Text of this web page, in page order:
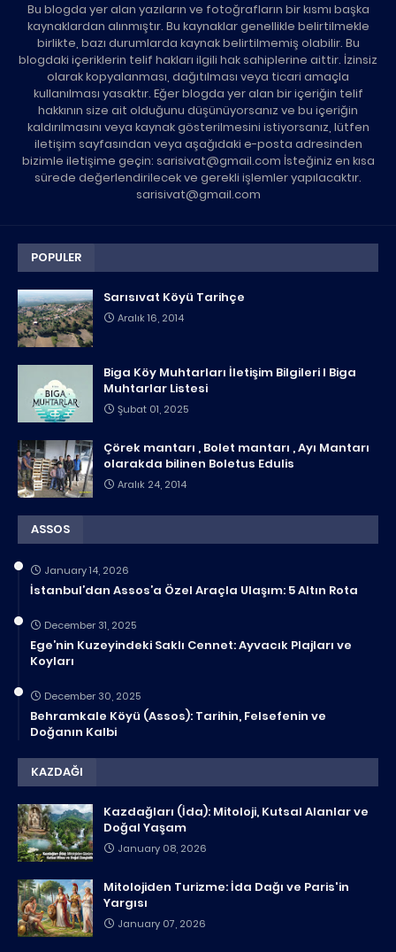
Bu blogda yer alan yazıların ve fotoğrafların bir kısmı başka
kaynaklardan alınmıştır. Bu kaynaklar genellikle belirtilmekle
birlikte, bazı durumlarda kaynak belirtilmemiş olabilir. Bu
blogdaki içeriklerin telif hakları ilgili hak sahiplerine aittir. İzinsiz
olarak kopyalanması, dağıtılması veya ticari amaçla
kullanılması yasaktır. Eğer blogda yer alan bir içeriğin telif
hakkının size ait olduğunu düşünüyorsanız ve bu içeriğin
kaldırılmasını veya kaynak gösterilmesini istiyorsanız, lütfen
iletişim sayfasından veya aşağıdaki e-posta adresinden
bizimle iletişime geçin: sarisivat@gmail.com İsteğiniz en kısa
sürede değerlendirilecek ve gerekli işlemler yapılacaktır.
sarisivat@gmail.com
POPULER
Sarısıvat Köyü Tarihçe
Aralık 16, 2014
Biga Köy Muhtarları İletişim Bilgileri I Biga
Muhtarlar Listesi
Şubat 01, 2025
Çörek mantarı , Bolet mantarı , Ayı Mantarı
olarakda bilinen Boletus Edulis
Aralık 24, 2014
ASSOS
January 14, 2026
İstanbul’dan Assos’a Özel Araçla Ulaşım: 5 Altın Rota
December 31, 2025
Ege’nin Kuzeyindeki Saklı Cennet: Ayvacık Plajları ve
Koyları
December 30, 2025
Behramkale Köyü (Assos): Tarihin, Felsefenin ve
Doğanın Kalbi
KAZDAĞI
Kazdağları (İda): Mitoloji, Kutsal Alanlar ve
Doğal Yaşam
January 08, 2026
Mitolojiden Turizme: İda Dağı ve Paris'in
Yargısı
January 07, 2026